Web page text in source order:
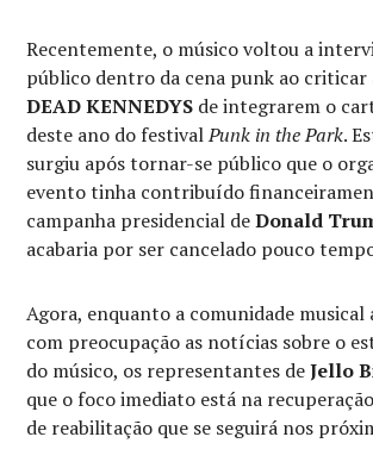
Recentemente, o músico voltou a
público dentro da cena punk ao criticar
DEAD KENNEDYS de integrarem o
deste ano do festivalPunk in the Park.
surgiu após tornar-se público que o
evento tinha contribuído
campanha presidencial deDonald
acabaria por ser cancelado pouco
Agora, enquanto a comunidade musical
com preocupação as notícias sobre o
do músico, os representantes deJello
que o foco imediato está na
de reabilitação que se seguirá nos